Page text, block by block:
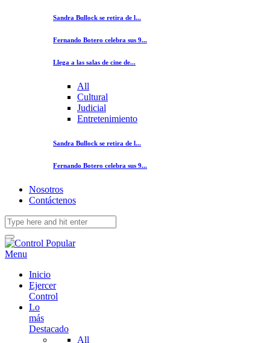
Sandra Bullock se retira de l...
Fernando Botero celebra sus 9...
Llega a las salas de cine de...
All
Cultural
Judicial
Entretenimiento
Sandra Bullock se retira de l...
Fernando Botero celebra sus 9...
Nosotros
Contáctenos
Menu
Inicio
Ejercer
Control
Lo
más
Destacado
All